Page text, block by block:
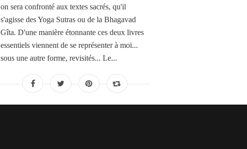
on sera confronté aux textes sacrés, qu'il
s'agisse des Yoga Sutras ou de la Bhagavad
Gîta. D'une manière étonnante ces deux livres
essentiels viennent de se représenter à moi...
sous une autre forme, revisités... Le...